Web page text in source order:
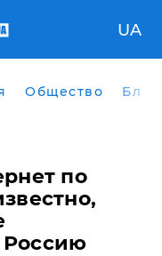
UA
Общество
по